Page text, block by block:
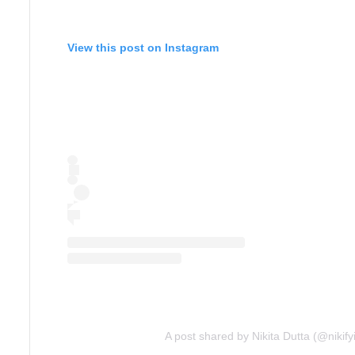
View this post on Instagram
A post shared by Nikita Dutta